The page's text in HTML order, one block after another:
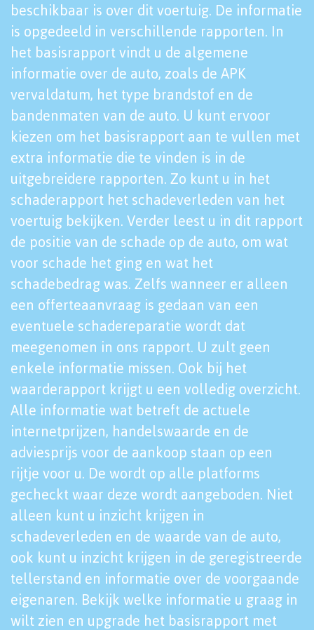
beschikbaar is over dit voertuig. De informatie
is opgedeeld in verschillende rapporten. In
het basisrapport vindt u de algemene
informatie over de auto, zoals de APK
vervaldatum, het type brandstof en de
bandenmaten van de auto. U kunt ervoor
kiezen om het basisrapport aan te vullen met
extra informatie die te vinden is in de
uitgebreidere rapporten. Zo kunt u in het
schaderapport het schadeverleden van het
voertuig bekijken. Verder leest u in dit rapport
de positie van de schade op de auto, om wat
voor schade het ging en wat het
schadebedrag was. Zelfs wanneer er alleen
een offerteaanvraag is gedaan van een
eventuele schadereparatie wordt dat
meegenomen in ons rapport. U zult geen
enkele informatie missen. Ook bij het
waarderapport krijgt u een volledig overzicht.
Alle informatie wat betreft de actuele
internetprijzen, handelswaarde en de
adviesprijs voor de aankoop staan op een
rijtje voor u. De wordt op alle platforms
gecheckt waar deze wordt aangeboden. Niet
alleen kunt u inzicht krijgen in
schadeverleden en de waarde van de auto,
ook kunt u inzicht krijgen in de geregistreerde
tellerstand en informatie over de voorgaande
eigenaren. Bekijk welke informatie u graag in
wilt zien en upgrade het basisrapport met